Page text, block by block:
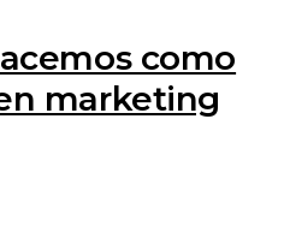
como
marketing